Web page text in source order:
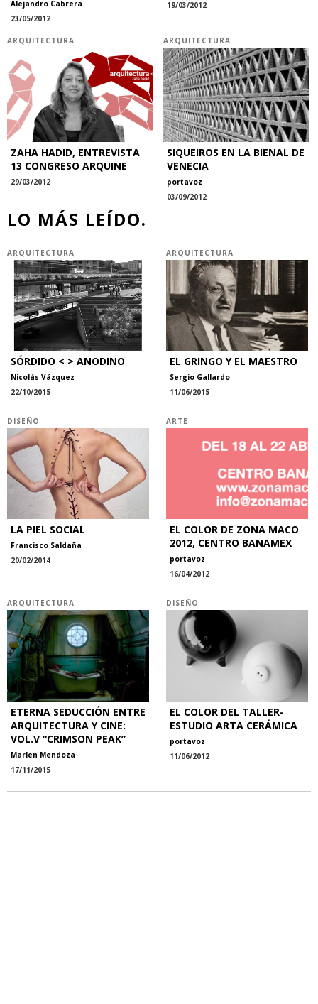
Alejandro Cabrera
23/05/2012
19/03/2012
ARQUITECTURA
ZAHA HADID, ENTREVISTA
13 CONGRESO ARQUINE
29/03/2012
ARQUITECTURA
SIQUEIROS EN LA BIENAL DE
VENECIA
portavoz
03/09/2012
LO MÁS LEÍDO.
ARQUITECTURA
SÓRDIDO < > ANODINO
Nicolás Vázquez
22/10/2015
ARQUITECTURA
EL GRINGO Y EL MAESTRO
Sergio Gallardo
11/06/2015
DISEÑO
LA PIEL SOCIAL
Francisco Saldaña
20/02/2014
ARTE
EL COLOR DE ZONA MACO
2012, CENTRO BANAMEX
portavoz
16/04/2012
ARQUITECTURA
ETERNA SEDUCCIÓN ENTRE
ARQUITECTURA Y CINE:
VOL.V “CRIMSON PEAK”
Marlen Mendoza
17/11/2015
DISEÑO
EL COLOR DEL TALLER-
ESTUDIO ARTA CERÁMICA
portavoz
11/06/2012